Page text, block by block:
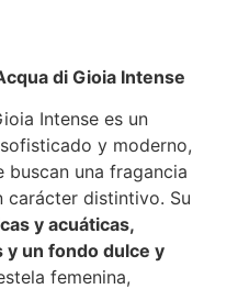
di Gioia Intense
Intense es un
y moderno,
buscan una fragancia
carácter distintivo. Su
y acuáticas,
y un fondo dulce y
femenina,